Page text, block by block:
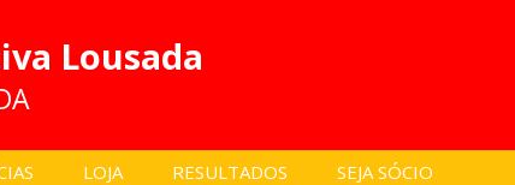
Lousada
LOJA RESULTADOS SEJA SÓCIO